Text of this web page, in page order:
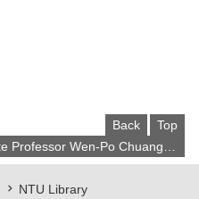
Back
Top
NTU Library